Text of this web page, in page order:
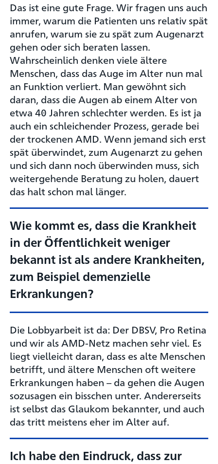
Das ist eine gute Frage. Wir fragen uns auch
immer, warum die Patienten uns relativ spät
anrufen, warum sie zu spät zum Augenarzt
gehen oder sich beraten lassen.
Wahrscheinlich denken viele ältere
Menschen, dass das Auge im Alter nun mal
an Funktion verliert. Man gewöhnt sich
daran, dass die Augen ab einem Alter von
etwa 40 Jahren schlechter werden. Es ist ja
auch ein schleichender Prozess, gerade bei
der trockenen AMD. Wenn jemand sich erst
spät überwindet, zum Augenarzt zu gehen
und sich dann noch überwinden muss, sich
weitergehende Beratung zu holen, dauert
das halt schon mal länger.
Wie kommt es, dass die Krankheit
in der Öffentlichkeit weniger
bekannt ist als andere Krankheiten,
zum Beispiel demenzielle
Erkrankungen?
Die Lobbyarbeit ist da: Der DBSV, Pro Retina
und wir als AMD-Netz machen sehr viel. Es
liegt vielleicht daran, dass es alte Menschen
betrifft, und ältere Menschen oft weitere
Erkrankungen haben – da gehen die Augen
sozusagen ein bisschen unter. Andererseits
ist selbst das Glaukom bekannter, und auch
das tritt meistens eher im Alter auf.
Ich habe den Eindruck, dass zur